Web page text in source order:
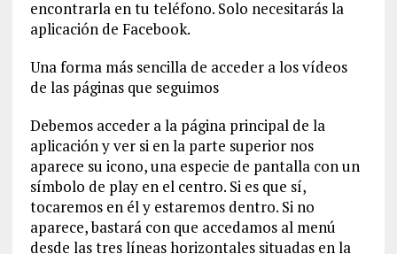
encontrarla en tu teléfono. Solo necesitarás la
aplicación de Facebook.
Una forma más sencilla de acceder a los vídeos
de las páginas que seguimos
Debemos acceder a la página principal de la
aplicación y ver si en la parte superior nos
aparece su icono, una especie de pantalla con un
símbolo de play en el centro. Si es que sí,
tocaremos en él y estaremos dentro. Si no
aparece, bastará con que accedamos al menú
desde las tres líneas horizontales situadas en la